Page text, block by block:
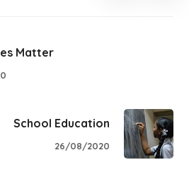
Matter
School Education
26/08/2020